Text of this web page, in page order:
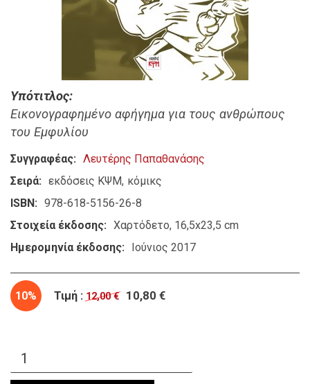
Υπότιτλος
Εικονογραφημένο αφήγημα για τους ανθρώπους
του Εμφυλίου
Συγγραφέας
Λευτέρης Παπαθανάσης
Σειρά
εκδόσεις ΚΨΜ κόμικς
ISBN
978-618-5156-26-8
Στοιχεία έκδοσης
Χαρτόδετο, 16,5x23,5 cm
Ημερομηνία έκδοσης
Ιούνιος 2017
10% Τιμή : 12,00 € 10,80 €